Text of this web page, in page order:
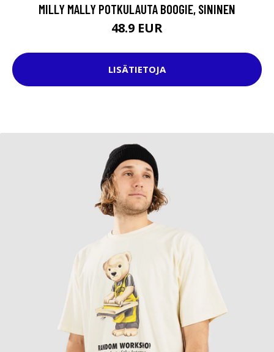
MILLY MALLY POTKULAUTA BOOGIE, SININEN
48.9 EUR
LISÄTIETOJA